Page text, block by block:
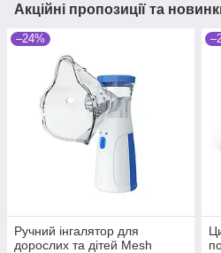
Акційні пропозиції та
–24%
Ручний інгалятор для
дорослих та дітей Mesh